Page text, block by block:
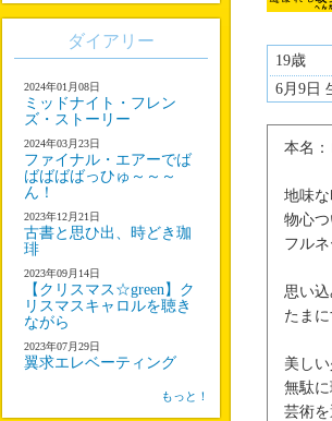
19歳
6月9日
本名
地味
物心
フル
思い
たま
美し
無駄
芸術
ダイアリー
2024年01月08日
ミッドナイト・フレン
ズ・ストーリー
2024年03月23日
ファイナル・エアーでば
ばばばばっひゅ～～～
ん！
2023年12月21日
古書と思ひ出、時どき珈
琲
2023年09月14日
【クリスマス☆green】ク
リスマスキャロルを聴き
ながら
2023年07月29日
翼求エレベーティング
もっと！